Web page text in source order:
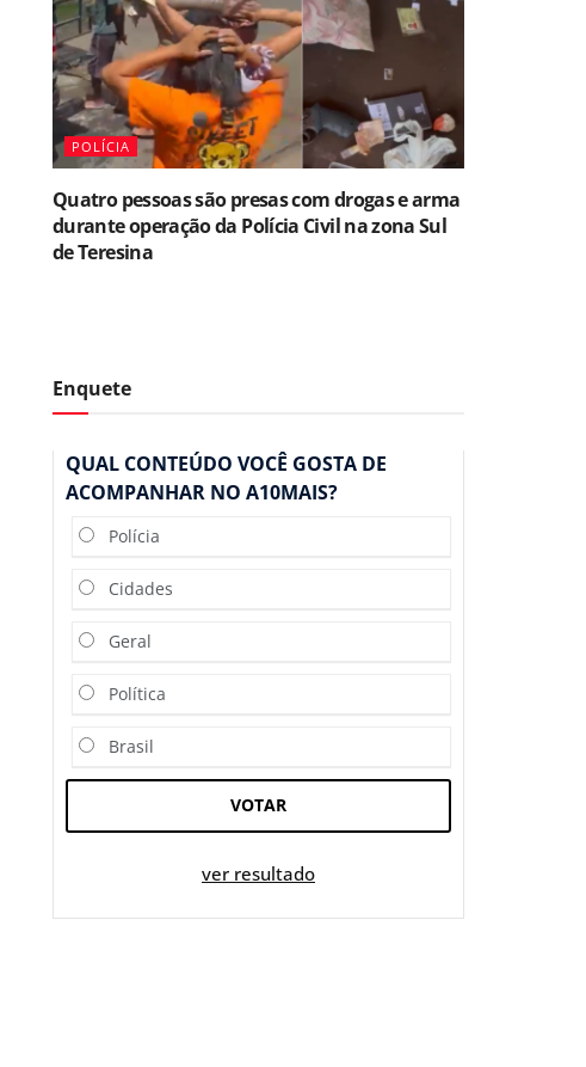
POLÍCIA
Quatro pessoas são presas com drogas e arma
durante operação da Polícia Civil na zona Sul
de Teresina
Enquete
QUAL CONTEÚDO VOCÊ GOSTA DE
ACOMPANHAR NO A10MAIS?
Polícia
Cidades
Geral
Política
Brasil
VOTAR
ver resultado